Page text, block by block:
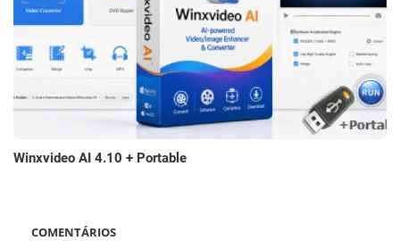
Winxvideo AI 4.10 + Portable
COMENTÁRIOS